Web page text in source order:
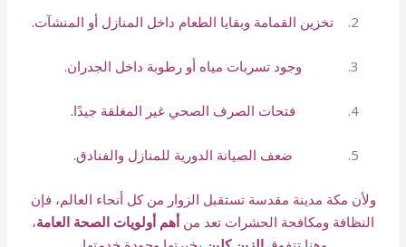
تخزين القمامة وبقايا الطعام داخل المنازل أو المنشآت.
وجود تسربات مياه أو رطوبة داخل الجدران.
فتحات الصرف الصحي غير المغلقة جيدًا.
ضعف الصيانة الدورية للمنازل والفنادق.
ولأن مكة مدينة مقدسة تستقبل الزوار من كل أنحاء العالم، فإن
النظافة ومكافحة الحشرات تعد من أهم أولويات الصحة العامة،